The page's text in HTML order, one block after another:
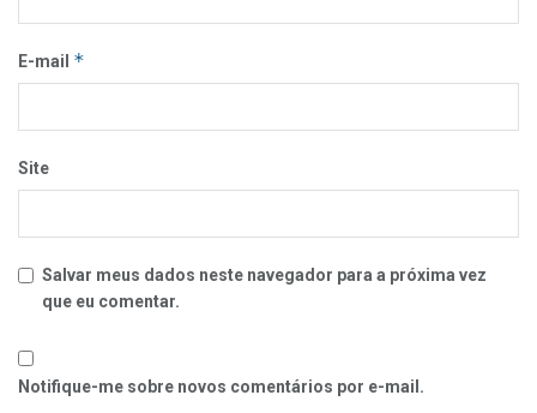
E-mail *
Site
Salvar meus dados neste navegador para a próxima vez
que eu comentar.
Notifique-me sobre novos comentários por e-mail.